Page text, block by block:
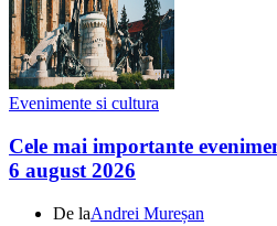
Evenimente si cultura
Cele mai importante
6 august 2026
De laAndrei Mureșan